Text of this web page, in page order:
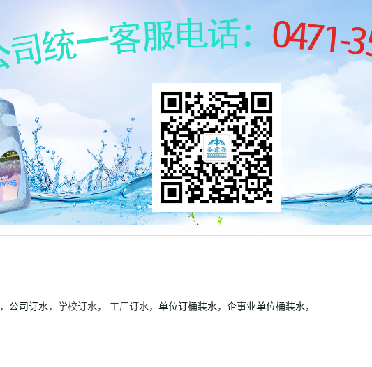
， 公司订水，学校订水， 工厂订水， 单位订桶装水， 企事业单位桶装水，